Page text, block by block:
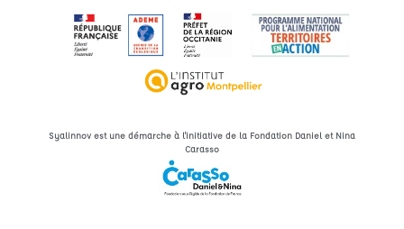
Syalinnov est une démarche à l'initiative de la Fondation Daniel et Nina
Carasso